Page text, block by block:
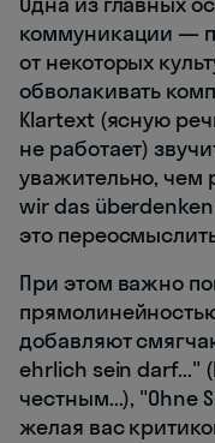
коммуникации —
от некоторых
обволакивать
Klartext (ясную
не работает)
уважительно, чем
wir das
это
При этом важно
добавляют
ehrlich sein darf..."
честным...), "Ohne
желая вас